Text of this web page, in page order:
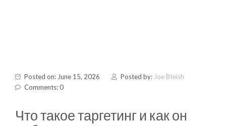
Posted on: June 15, 2026 Posted by: Joe Bteish
Comments: 0
Что такое таргетинг и как он